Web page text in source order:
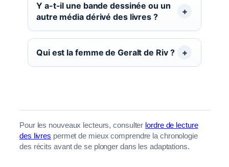
Y a-t-il une bande dessinée ou un
autre média dérivé des livres ?
Qui est la femme de Geralt de Riv ?
Pour les nouveaux lecteurs, consulter lordre de lecture
des livres permet de mieux comprendre la chronologie
des récits avant de se plonger dans les adaptations.